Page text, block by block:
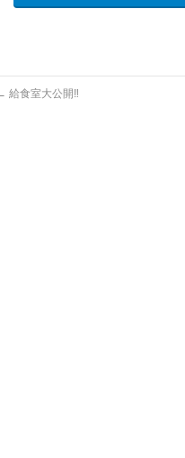
給食室大公開‼